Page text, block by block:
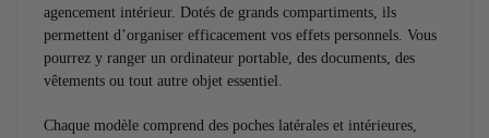
agencement intérieur. Dotés de grands compartiments, ils
permettent d’organiser efficacement vos effets personnels. Vous
pourrez y ranger un ordinateur portable, des documents, des
vêtements ou tout autre objet essentiel.
Chaque modèle comprend des poches latérales et intérieures,